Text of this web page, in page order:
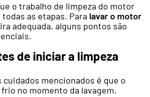
o trabalho de limpeza do motor
as etapas. Para lavar o motor
adequada, alguns pontos são
de iniciar a limpeza
mencionados é que o
no momento da lavagem.